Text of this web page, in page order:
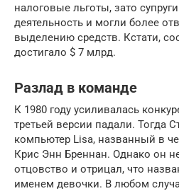
налоговые льготы, зато
деятельность и могли более
выделению средств. Кстати,
достигало $ 7 млрд.
Разлад в команде
К 1980 году усиливалась
третьей версии падали. Тогда
компьютер Lisa, названный в
Крис Энн Бреннан. Однако он
отцовство и отрицал, что
именем девочки. В любом